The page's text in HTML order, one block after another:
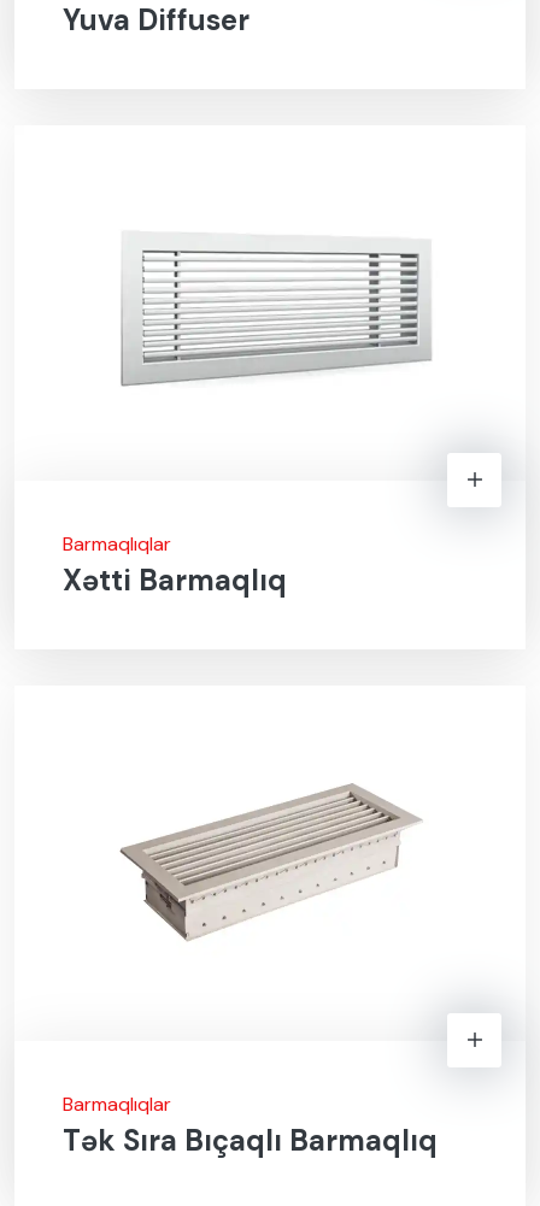
Yuva Diffuser
Barmaqlıqlar
Xətti Barmaqlıq
Barmaqlıqlar
Tək Sıra Bıçaqlı Barmaqlıq